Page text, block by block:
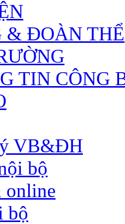
& ĐOÀN THỂ
TIN CÔNG
VB&ĐH
bộ
online
bộ